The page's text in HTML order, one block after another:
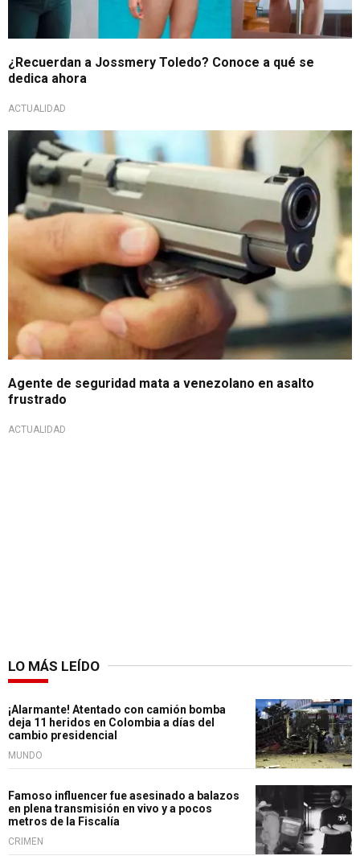
¿Recuerdan a Jossmery Toledo? Conoce a qué se
dedica ahora
ACTUALIDAD
Agente de seguridad mata a venezolano en asalto
frustrado
ACTUALIDAD
LO MÁS LEÍDO
¡Alarmante! Atentado con camión bomba
deja 11 heridos en Colombia a días del
cambio presidencial
MUNDO
Famoso influencer fue asesinado a balazos
en plena transmisión en vivo y a pocos
metros de la Fiscalía
CRIMEN